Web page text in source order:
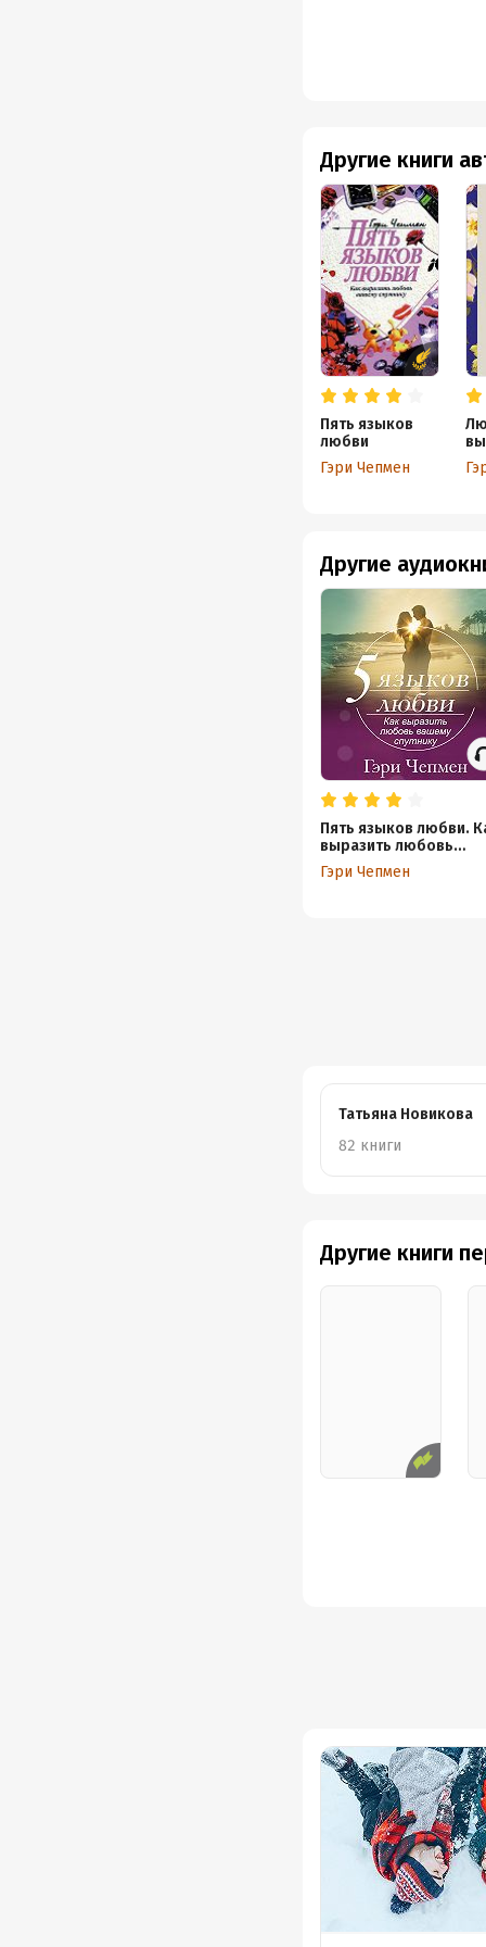
Другие книги
Пять языков
любви
Гэри Чепмен
Другие
Пять языков любви.
выразить любовь
вашему спутнику
Гэри Чепмен
Татьяна Новикова
82 книги
Другие книги